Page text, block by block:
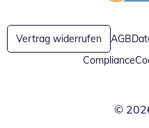
Öffnet in
Vertrag widerrufen AGB
Compliance
©